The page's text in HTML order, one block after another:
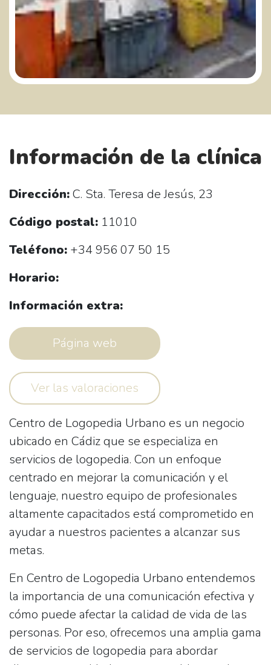
Información de la clínica
Dirección:C. Sta. Teresa de Jesús, 23
Código postal: 11010
Teléfono: +34 956 07 50 15
Horario:
Información extra:
Página web
Ver las valoraciones
Centro de Logopedia Urbano es un negocio
ubicado en Cádiz que se especializa en
servicios de logopedia. Con un enfoque
centrado en mejorar la comunicación y el
lenguaje, nuestro equipo de profesionales
altamente capacitados está comprometido en
ayudar a nuestros pacientes a alcanzar sus
metas.
En Centro de Logopedia Urbano entendemos
la importancia de una comunicación efectiva y
cómo puede afectar la calidad de vida de las
personas. Por eso, ofrecemos una amplia gama
de servicios de logopedia para abordar